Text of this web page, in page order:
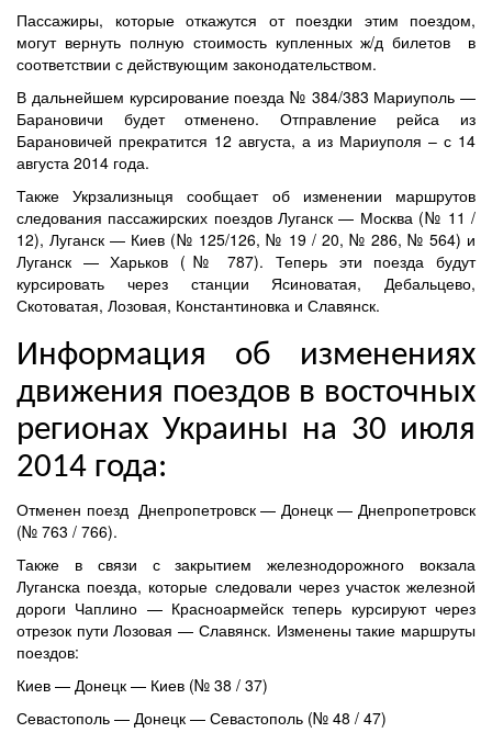
Пассажиры, которые откажутся от поездки этим поездом,
могут вернуть полную стоимость купленных ж/д билетов в
соответствии с действующим законодательством.
В дальнейшем курсирование поезда № 384/383 Мариуполь —
Барановичи будет отменено. Отправление рейса из
Барановичей прекратится 12 августа, а из Мариуполя – с 14
августа 2014 года.
Также Укрзализныця сообщает об изменении маршрутов
следования пассажирских поездов Луганск — Москва (№ 11 /
12), Луганск — Киев (№ 125/126, № 19 / 20, № 286, № 564) и
Луганск — Харьков (№ 787). Теперь эти поезда будут
курсировать через станции Ясиноватая, Дебальцево,
Скотоватая, Лозовая, Константиновка и Славянск.
Информация об изменениях
движения поездов в восточных
регионах Украины на 30 июля
2014 года:
Отменен поезд Днепропетровск — Донецк — Днепропетровск
(№ 763 / 766).
Также в связи с закрытием железнодорожного вокзала
Луганска поезда, которые следовали через участок железной
дороги Чаплино — Красноармейск теперь курсируют через
отрезок пути Лозовая — Славянск. Изменены такие маршруты
поездов:
Киев — Донецк — Киев (№ 38 / 37)
Севастополь — Донецк — Севастополь (№ 48 / 47)